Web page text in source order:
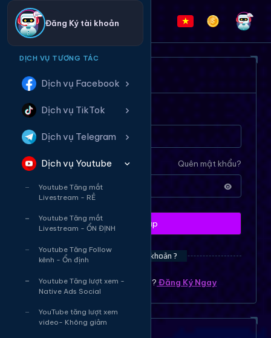
Đăng Ký tài khoản
DỊCH VỤ TƯƠNG TÁC
Dịch vụ Facebook
Dịch vụ TikTok
Dịch vụ Telegram
Dịch vụ Youtube
Youtube Tăng mắt
Livestream - RẺ
Youtube Tăng mắt
Livestream - ỔN ĐỊNH
Youtube Tăng Follow
kênh - Ổn định
Youtube Tăng lượt xem -
Native Ads Social
YouTube tăng lượt xem
video- Không giảm
ĐĂNG NHẬP HỆ THỐNG
Tên tài khoản
Quên mật khẩu?
Mật khẩu
Đăng nhập
Bạn chưa có tài khoản ?
Bạn chưa có tài khoản ? ? Đăng Ký Ngay
🔥